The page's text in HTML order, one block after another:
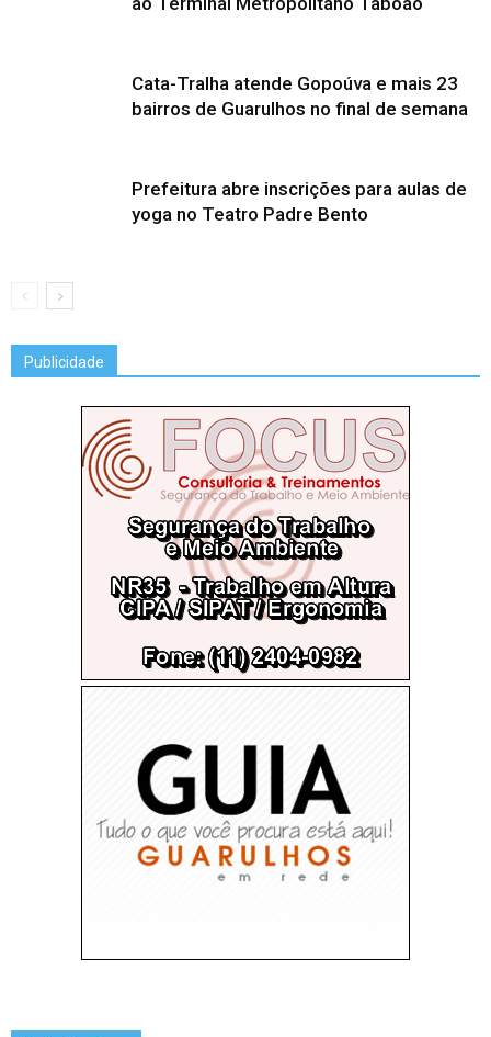
Cata-Tralha atende Gopoúva e mais 23
bairros de Guarulhos no final de semana
Prefeitura abre inscrições para aulas de
yoga no Teatro Padre Bento
Publicidade